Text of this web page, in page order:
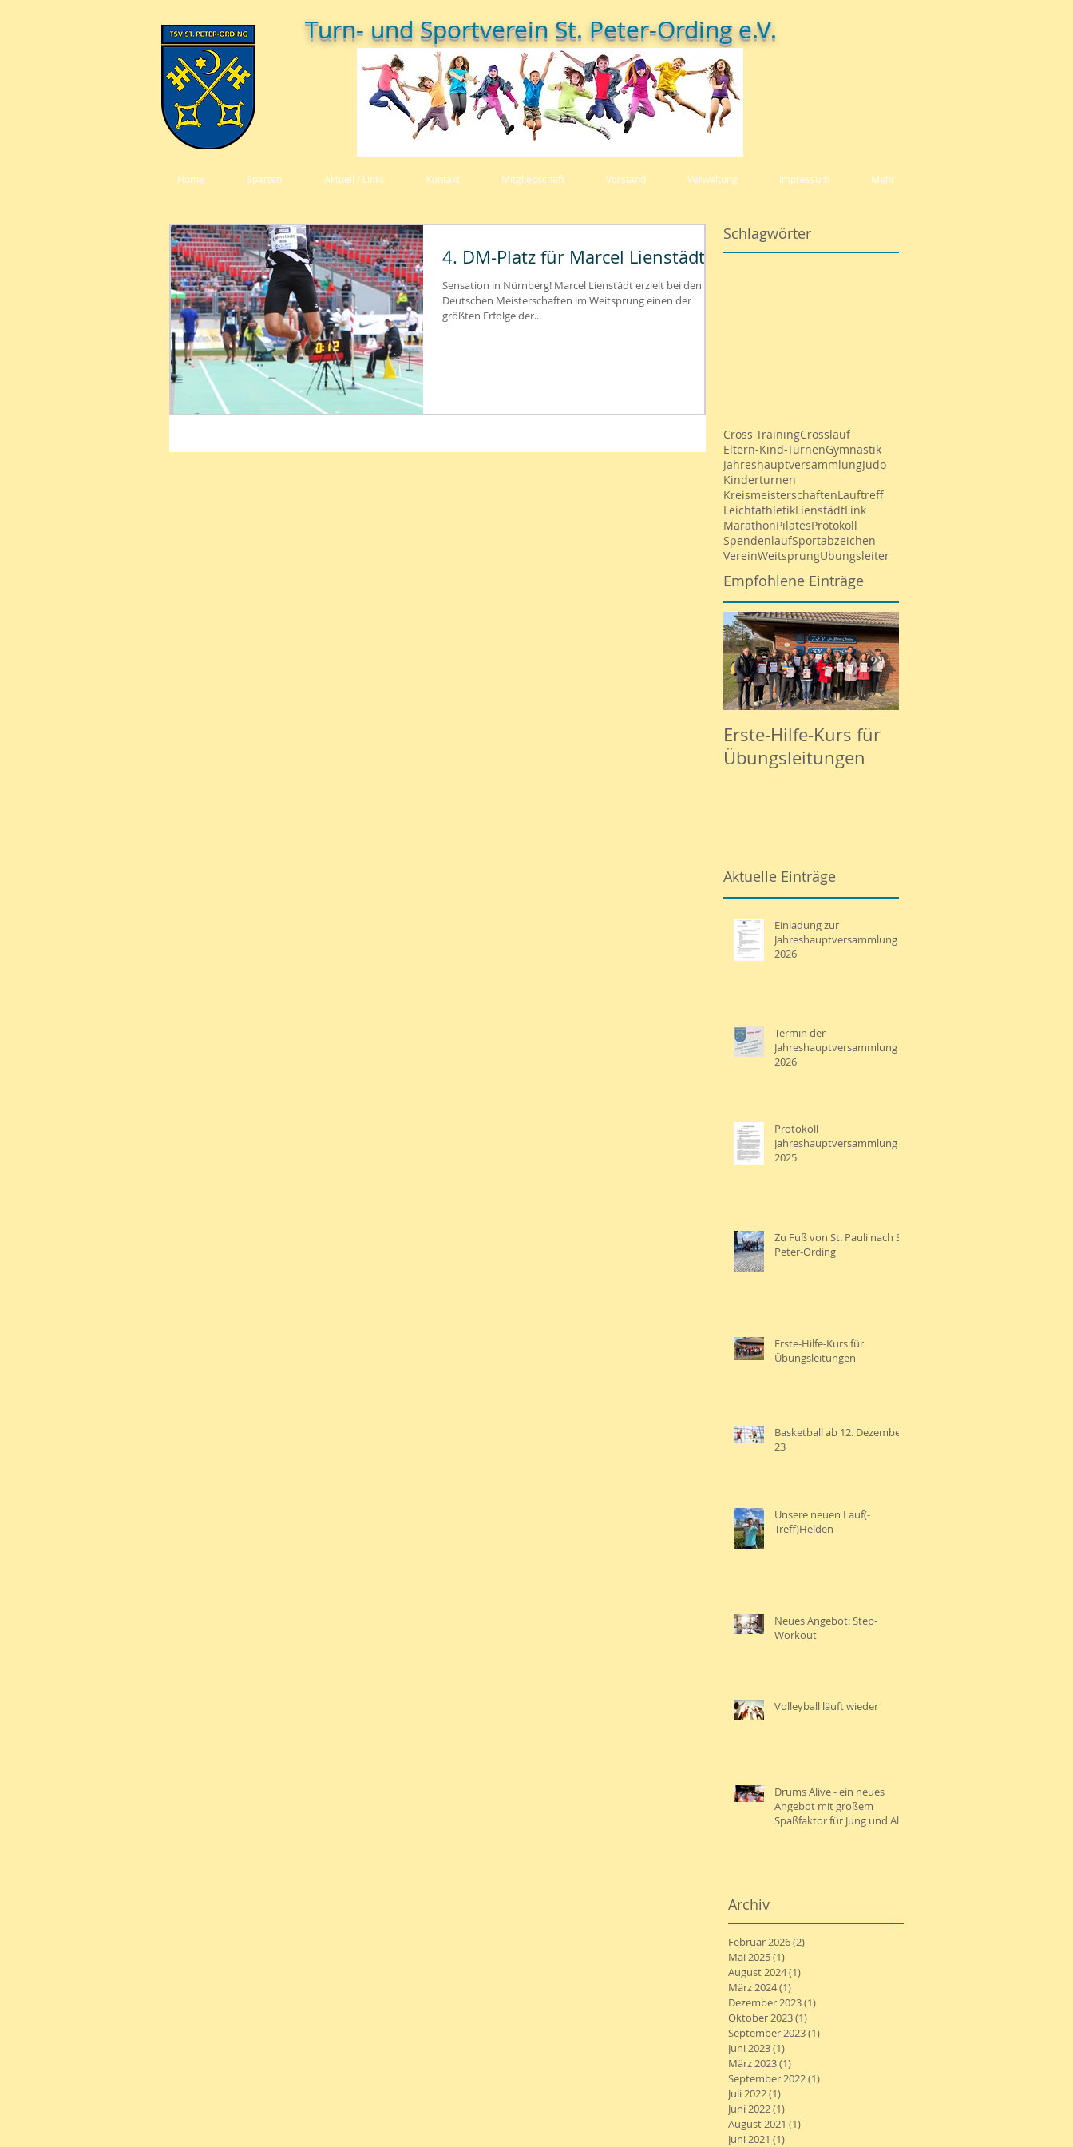
Turn- und Sportverein St. Peter-Ording e.V.
Home Sparten Aktuell / Links Kontakt Mitgliedschaft Vorstand Verwaltung Impressum Mehr
4. DM-Platz für Marcel Lienstädt
Sensation in Nürnberg! Marcel Lienstädt erzielt bei den
Deutschen Meisterschaften im Weitsprung einen der
größten Erfolge der...
Schlagwörter
Cross TrainingCrosslauf
Eltern-Kind-TurnenGymnastik
JahreshauptversammlungJudo
Kinderturnen
KreismeisterschaftenLauftreff
LeichtathletikLienstädtLink
MarathonPilatesProtokoll
SpendenlaufSportabzeichen
VereinWeitsprungÜbungsleiter
Empfohlene Einträge
Erste-Hilfe-Kurs für
Übungsleitungen
Aktuelle Einträge
Einladung zur
Jahreshauptversammlung
2026
Termin der
Jahreshauptversammlung
2026
Protokoll
Jahreshauptversammlung
2025
Zu Fuß von St. Pauli nach St.
Peter-Ording
Erste-Hilfe-Kurs für
Übungsleitungen
Basketball ab 12. Dezember
23
Unsere neuen Lauf(-
Treff)Helden
Neues Angebot: Step-
Workout
Volleyball läuft wieder
Drums Alive - ein neues
Angebot mit großem
Spaßfaktor für Jung und Alt
Archiv
Februar 2026(2)
Mai 2025(1)
August 2024(1)
März 2024(1)
Dezember 2023(1)
Oktober 2023(1)
September 2023(1)
Juni 2023(1)
März 2023(1)
September 2022(1)
Juli 2022(1)
Juni 2022(1)
August 2021 (1)
Juni 2021 (1)